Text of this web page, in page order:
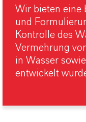
Wir bieten eine
und
Kontrolle des
Vermehrung
in Wasser
entwickelt